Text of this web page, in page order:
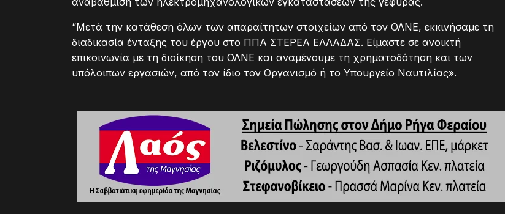
“Μετά την κατάθεση όλων των απαραίτητων στοιχείων από τον ΟΛΝΕ, εκκινήσαμε τη
διαδικασία ένταξης του έργου στο ΠΠΑ ΣΤΕΡΕΑ ΕΛΛΑΔΑΣ. Είμαστε σε ανοικτή
επικοινωνία με τη διοίκηση του ΟΛΝΕ και αναμένουμε τη χρηματοδότηση και των
υπόλοιπων εργασιών, από τον ίδιο τον Οργανισμό ή το Υπουργείο Ναυτιλίας».